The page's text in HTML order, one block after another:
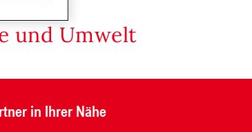
und Umwelt
in Ihrer Nähe